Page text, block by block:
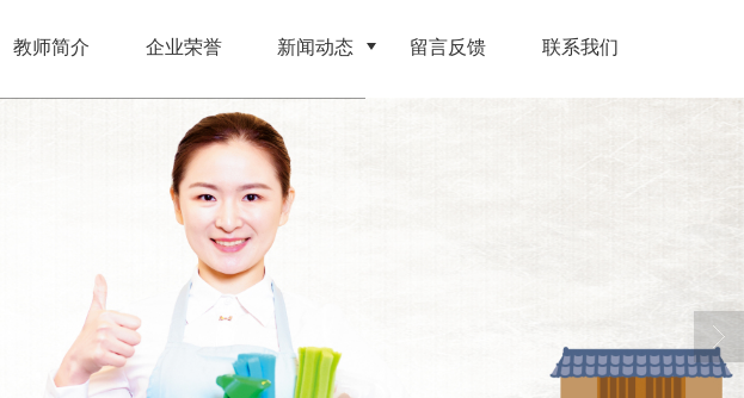
教师简介 企业荣誉 新闻动态 留言反馈 联系我们